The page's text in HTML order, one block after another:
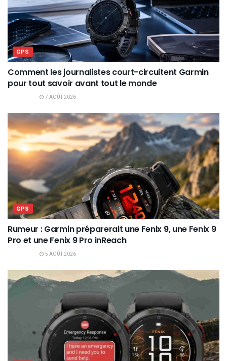
GPS
Comment les journalistes court-circuitent Garmin
pour tout savoir avant tout le monde
7 AOÛT 2026
GPS
Rumeur : Garmin préparerait une Fenix 9, une Fenix 9
Pro et une Fenix 9 Pro inReach
5 AOÛT 2026